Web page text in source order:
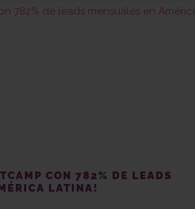
CON 782% DE LEADS
LATINA!